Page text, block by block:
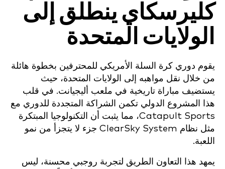
كليرسكاي ينطلق إلى
الولايات المتحدة
يقوم دوري كرة السلة الأمريكي للمحترفين بخطوة هائلة
من خلال نقل مواهبه إلى الولايات المتحدة، حيث
يستضيف مباراة تاريخية في ملعب أليجيانت. في قلب
هذا المشروع الدولي تكمن الشراكة المتجددة للدوري مع
Catapult Sports، مما يثبت أن التكنولوجيا المبتكرة
مثل نظام ClearSky System جزء لا يتجزأ من نمو
اللعبة.
يمهد هذا التعاون الطريق لتجربة روجبي محسنة، ليس